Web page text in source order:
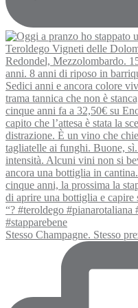
Stesso Champagne. Stesso